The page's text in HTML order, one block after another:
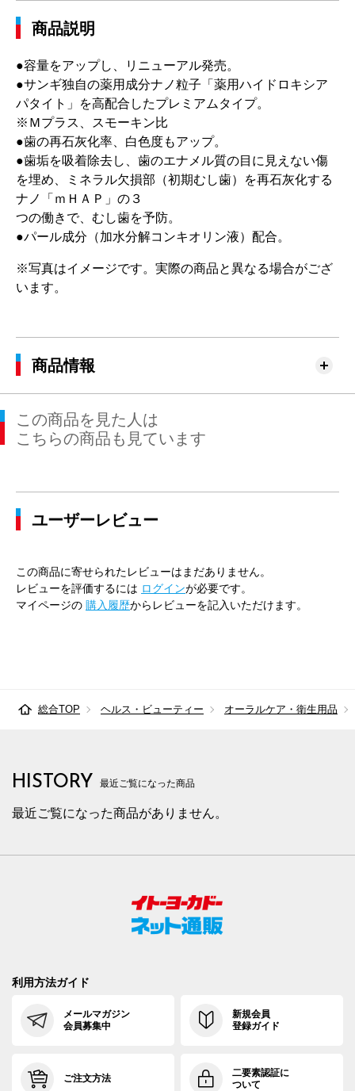
商品説明
●容量をアップし、リニューアル発売。
●サンギ独自の薬用成分ナノ粒子「薬用ハイドロキシア
パタイト」を高配合したプレミアムタイプ。
※Ｍプラス、スモーキン比
●歯の再石灰化率、白色度もアップ。
●歯垢を吸着除去し、歯のエナメル質の目に見えない傷
を埋め、ミネラル欠損部（初期むし歯）を再石灰化する
ナノ「ｍＨＡＰ」の３
つの働きで、むし歯を予防。
●パール成分（加水分解コンキオリン液）配合。
※写真はイメージです。実際の商品と異なる場合がござ
います。
商品情報
この商品を見た人は
こちらの商品も見ています
ユーザーレビュー
この商品に寄せられたレビューはまだありません。
レビューを評価するには ログインが必要です。
マイページの 購入履歴からレビューを記入いただけます。
総合TOP ヘルス・ビューティー オーラルケア・衛生用品
HISTORY 最近ご覧になった商品
最近ご覧になった商品がありません。
利用方法ガイド
メールマガジン
会員募集中
新規会員
登録ガイド
ご注文方法
二要素認証に
ついて